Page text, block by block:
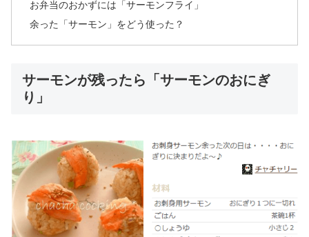
お弁当のおかずには「サーモンフライ」
余った「サーモン」をどう使った？
サーモンが残ったら「サーモンのおにぎ
り」